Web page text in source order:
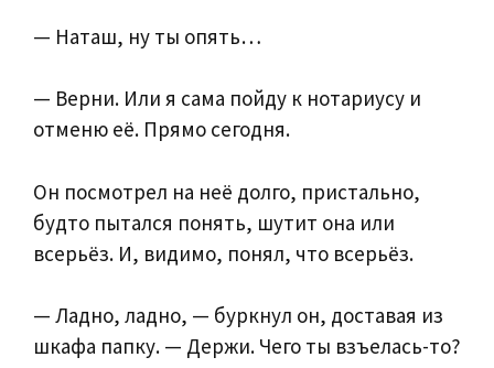
— Наташ, ну ты опять…
— Верни. Или я сама пойду к нотариусу и
отменю её. Прямо сегодня.
Он посмотрел на неё долго, пристально,
будто пытался понять, шутит она или
всерьёз. И, видимо, понял, что всерьёз.
— Ладно, ладно, — буркнул он, доставая из
шкафа папку. — Держи. Чего ты взъелась-то?